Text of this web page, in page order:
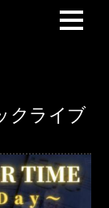
クライブ